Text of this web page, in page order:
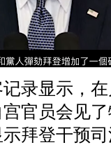
录显示，
官员会见
拜登干预